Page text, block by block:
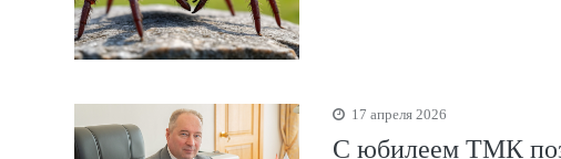
17 апреля 2026
С юбилеем ТМК